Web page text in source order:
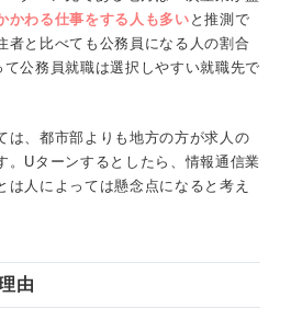
かわる仕事をする人も多い と推測で
者と比べても公務員になる人の割合
公務員就職は選択しやすい就職先で
は、都市部よりも地方の方が求人の
。Uターンするとしたら、情報通信業
は人によっては懸念点になると考え
由